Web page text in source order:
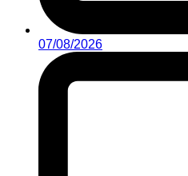
07/08/2026